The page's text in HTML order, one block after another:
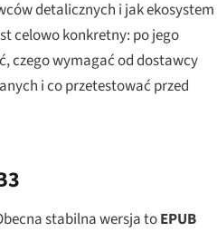
detalicznych i jak ekosystem
celowo konkretny: po jego
czego wymagać od dostawcy
i co przetestować przed
stabilna wersja toEPUB